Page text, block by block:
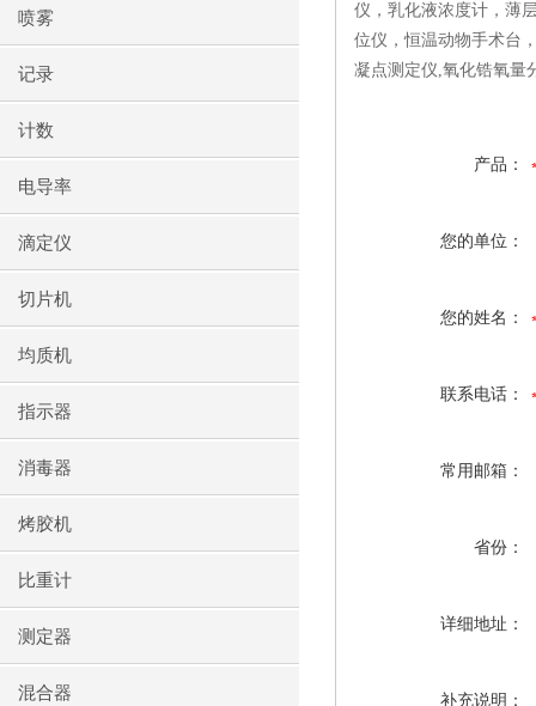
喷雾
记录
计数
电导率
滴定仪
切片机
均质机
指示器
消毒器
烤胶机
比重计
测定器
混合器
仪，乳化液浓度计，薄
位仪，恒温动物手术台
凝点测定仪,氧化锆氧量
产品：
您的单位：
您的姓名：
联系电话：
常用邮箱：
省份：
详细地址：
补充说明：